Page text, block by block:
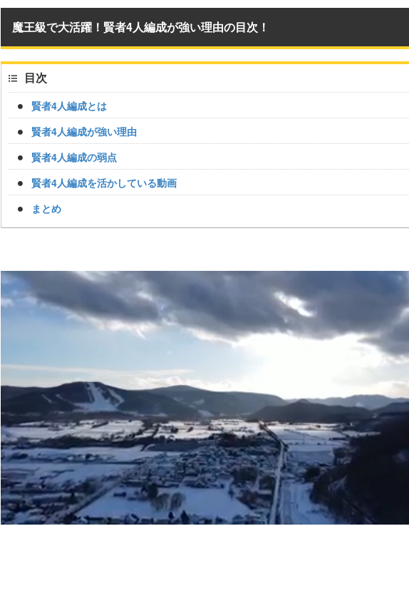
魔王級で大活躍！賢者4人編成が強い理由の目次！
目次
賢者4人編成とは
賢者4人編成が強い理由
賢者4人編成の弱点
賢者4人編成を活かしている動画
まとめ